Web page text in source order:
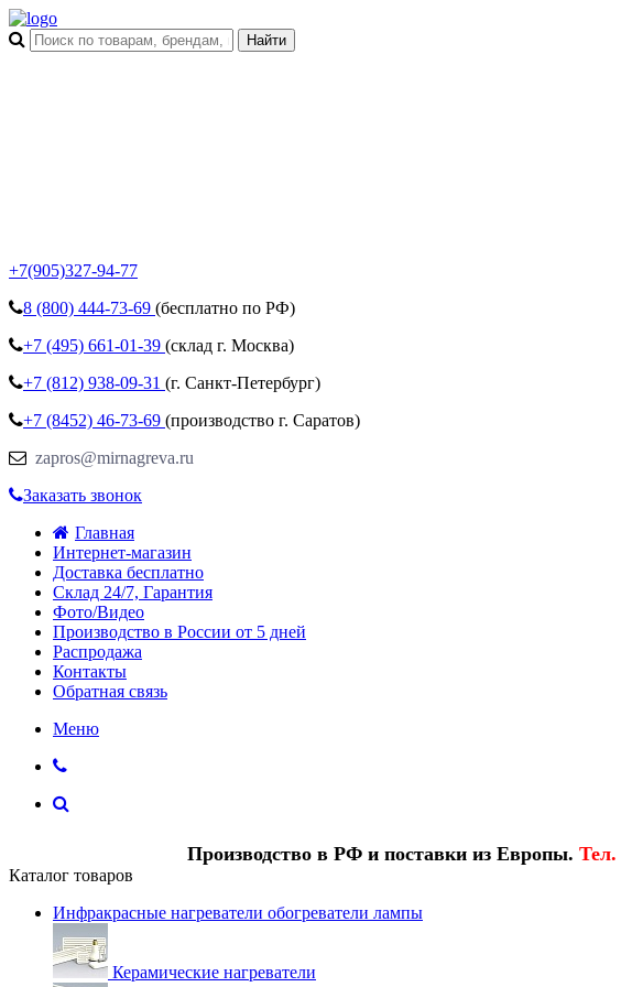
+7(905)327-94-77
8 (800) 444-73-69 (бесплатно по РФ)
+7 (495) 661-01-39 (склад г. Москва)
+7 (812) 938-09-31 (г. Санкт-Петербург)
+7 (8452) 46-73-69 (производство г. Саратов)
zapros@mirnagreva.ru
Заказать звонок
Главная
Интернет-магазин
Доставка бесплатно
Склад 24/7, Гарантия
Фото/Видео
Производство в России от 5 дней
Распродажа
Контакты
Обратная связь
Меню
Производство в РФ и поставки из Европы. Тел.
Каталог товаров
Инфракрасные нагреватели обогреватели лампы
Керамические нагреватели